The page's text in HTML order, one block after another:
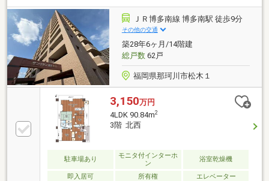
ＪＲ博多南線 博多南駅 徒歩9分
その他の交通
築28年6ヶ月/14階建
総戸数62戸
福岡県那珂川市松木１
3,150万円
4LDK 90.84m2
3階 北西
駐車場あり
モニタ付インターホ
ン
浴室乾燥機
即入居可 所有権 エレベーター